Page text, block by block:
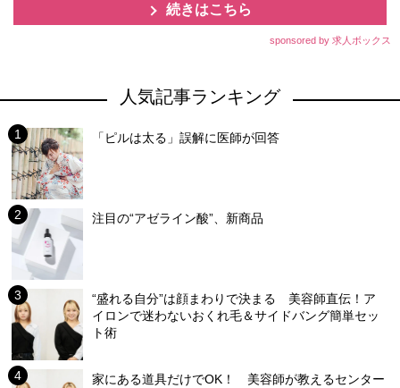
続きはこちら
sponsored by 求人ボックス
人気記事ランキング
「ピルは太る」誤解に医師が回答
注目の“アゼライン酸”、新商品
“盛れる自分”は顔まわりで決まる 美容師直伝！ア
イロンで迷わないおくれ毛＆サイドバング簡単セッ
ト術
家にある道具だけでOK！ 美容師が教えるセンター